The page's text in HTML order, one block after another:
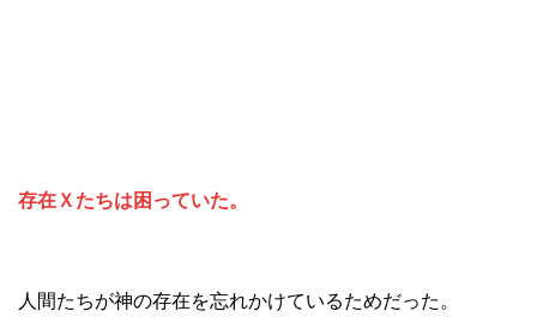
存在Ｘたちは困っていた。
人間たちが神の存在を忘れかけているためだった。